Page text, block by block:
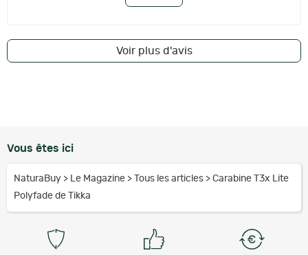
Voir plus d'avis
Vous êtes ici
NaturaBuy > Le Magazine > Tous les articles > Carabine T3x Lite
Polyfade de Tikka